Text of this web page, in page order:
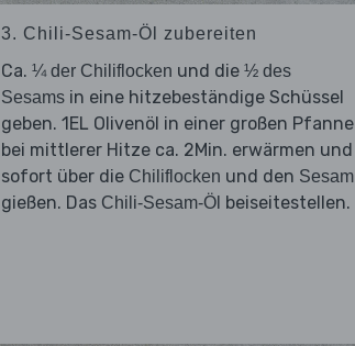
3. Chili-Sesam-Öl zubereiten
Ca. ¼ der Chiliflocken und die ½ des
Sesams in eine hitzebeständige Schüssel
geben. 1EL Olivenöl in einer großen Pfanne
bei mittlerer Hitze ca. 2Min. erwärmen und
sofort über die Chiliflocken und den Sesam
gießen. Das Chili-Sesam-Öl beiseitestellen.